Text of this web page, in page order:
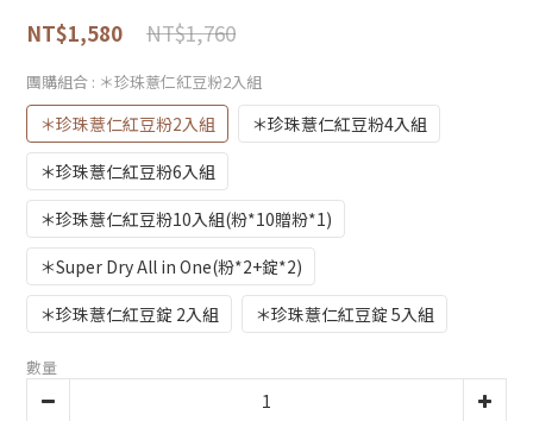
NT$1,760
NT$1,580
團購組合 : ＊珍珠薏仁紅豆粉2入組
＊珍珠薏仁紅豆粉2入組
＊珍珠薏仁紅豆粉4入組
＊珍珠薏仁紅豆粉6入組
＊珍珠薏仁紅豆粉10入組(粉*10贈粉*1)
＊Super Dry All in One(粉*2+錠*2)
＊珍珠薏仁紅豆錠 2入組
＊珍珠薏仁紅豆錠 5入組
數量